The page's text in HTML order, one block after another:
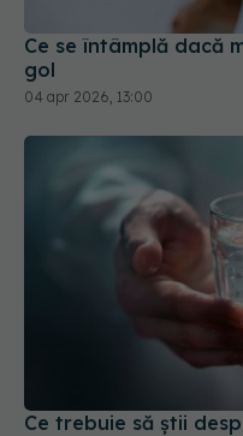
Ce se întâmplă dacă
gol
04 apr 2026, 13:00
Ce trebuie să știi